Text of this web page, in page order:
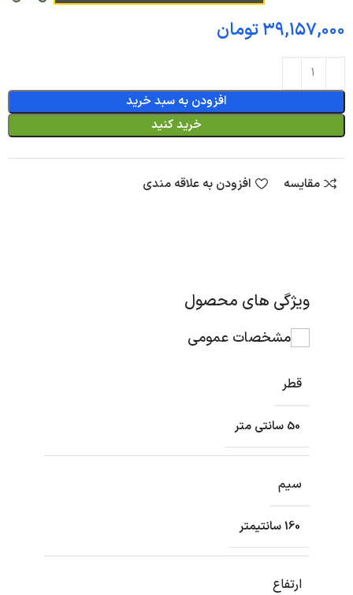
تومان
افزودن به سبد خرید
خرید کنید
مقایسه افزودن به علاقه مندی
ویژگی های محصول
مشخصات عمومی
قطر
50 سانتی متر
سیم
160 سانتیمتر
ارتفاع